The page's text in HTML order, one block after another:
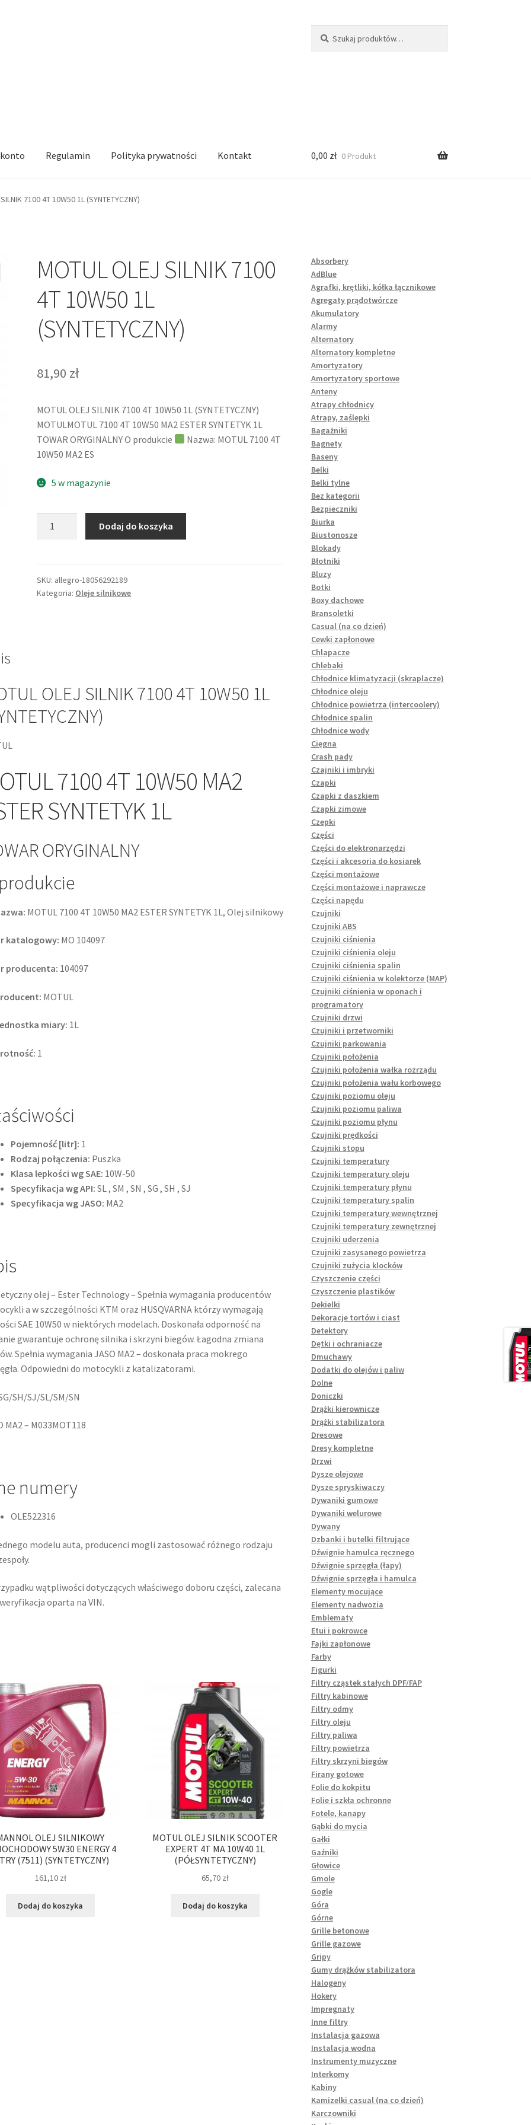
Regulamin Polityka prywatności Kontakt 0,00 zł 0 Produkt
7100 4T 10W50 1L (SYNTETYCZNY)
MOTUL OLEJ SILNIK 7100
4T 10W50 1L
(SYNTETYCZNY)
81,90 zł
MOTUL OLEJ SILNIK 7100 4T 10W50 1L (SYNTETYCZNY)
MOTULMOTUL 7100 4T 10W50 MA2 ESTER SYNTETYK 1L
TOWAR ORYGINALNY O produkcie
Nazwa: MOTUL 7100 4T
10W50 MA2 ES
5 w magazynie
7100
4T
Dodaj do koszyka
SKU: allegro-18056292189
Kategoria: Oleje silnikowe
OLEJ SILNIK 7100 4T 10W50 1L
7100 4T 10W50 MA2
SYNTETYK 1L
ORYGINALNY
MOTUL 7100 4T 10W50 MA2 ESTER SYNTETYK 1L, Olej silnikowy
katalogowy: MO 104097
producenta: 104097
MOTUL
miary: 1L
1
Pojemność [litr]: 1
Rodzaj połączenia: Puszka
Klasa lepkości wg SAE: 10W-50
Specyfikacja wg API: SL , SM , SN , SG , SH , SJ
Specyfikacja wg JASO: MA2
olej – Ester Technology – Spełnia wymagania producentów
a w szczególności KTM oraz HUSQVARNA którzy wymagają
SAE 10W50 w niektórych modelach. Doskonała odporność na
gwarantuje ochronę silnika i skrzyni biegów. Łagodna zmiana
Spełnia wymagania JASO MA2 – doskonała praca mokrego
Odpowiedni do motocykli z katalizatorami.
SH/SJ/SL/SM/SN
MA2 – M033MOT118
numery
OLE522316
modelu auta, producenci mogli zastosować różnego rodzaju
wątpliwości dotyczących właściwego doboru części, zalecana
oparta na VIN.
OLEJ SILNIKOWY
5W30 ENERGY 4
(7511) (SYNTETYCZNY)
161,10 zł
Dodaj do koszyka
MOTUL OLEJ SILNIK SCOOTER
EXPERT 4T MA 10W40 1L
(PÓŁSYNTETYCZNY)
65,70 zł
Dodaj do koszyka
Absorbery
AdBlue
Agrafki, krętliki, kółka łącznikowe
Agregaty prądotwórcze
Akumulatory
Alarmy
Alternatory
Alternatory kompletne
Amortyzatory
Amortyzatory sportowe
Anteny
Atrapy chłodnicy
Atrapy, zaślepki
Bagażniki
Bagnety
Baseny
Belki
Belki tylne
Bez kategorii
Bezpieczniki
Biurka
Biustonosze
Blokady
Błotniki
Bluzy
Botki
Boxy dachowe
Bransoletki
Casual (na co dzień)
Cewki zapłonowe
Chlapacze
Chlebaki
Chłodnice klimatyzacji (skraplacze)
Chłodnice oleju
Chłodnice powietrza (intercoolery)
Chłodnice spalin
Chłodnice wody
Cięgna
Crash pady
Czajniki i imbryki
Czapki
Czapki z daszkiem
Czapki zimowe
Czepki
Części
Części do elektronarzędzi
Części i akcesoria do kosiarek
Części montażowe
Części montażowe i naprawcze
Części napędu
Czujniki
Czujniki ABS
Czujniki ciśnienia
Czujniki ciśnienia oleju
Czujniki ciśnienia spalin
Czujniki ciśnienia w kolektorze (MAP)
Czujniki ciśnienia w oponach i
programatory
Czujniki drzwi
Czujniki i przetworniki
Czujniki parkowania
Czujniki położenia
Czujniki położenia wałka rozrządu
Czujniki położenia wału korbowego
Czujniki poziomu oleju
Czujniki poziomu paliwa
Czujniki poziomu płynu
Czujniki prędkości
Czujniki stopu
Czujniki temperatury
Czujniki temperatury oleju
Czujniki temperatury płynu
Czujniki temperatury spalin
Czujniki temperatury wewnętrznej
Czujniki temperatury zewnętrznej
Czujniki uderzenia
Czujniki zasysanego powietrza
Czujniki zużycia klocków
Czyszczenie części
Czyszczenie plastików
Dekielki
Dekoracje tortów i ciast
Detektory
Dętki i ochraniacze
Dmuchawy
Dodatki do olejów i paliw
Dolne
Doniczki
Drążki kierownicze
Drążki stabilizatora
Dresowe
Dresy kompletne
Drzwi
Dysze olejowe
Dysze spryskiwaczy
Dywaniki gumowe
Dywaniki welurowe
Dywany
Dzbanki i butelki filtrujące
Dźwignie hamulca ręcznego
Dźwignie sprzęgła (łapy)
Dźwignie sprzęgła i hamulca
Elementy mocujące
Elementy nadwozia
Emblematy
Etui i pokrowce
Fajki zapłonowe
Farby
Figurki
Filtry cząstek stałych DPF/FAP
Filtry kabinowe
Filtry odmy
Filtry oleju
Filtry paliwa
Filtry powietrza
Filtry skrzyni biegów
Firany gotowe
Folie do kokpitu
Folie i szkła ochronne
Fotele, kanapy
Gąbki do mycia
Gałki
Gaźniki
Głowice
Gmole
Gogle
Góra
Górne
Grille betonowe
Grille gazowe
Gripy
Gumy drążków stabilizatora
Halogeny
Hokery
Impregnaty
Inne filtry
Instalacja gazowa
Instalacja wodna
Instrumenty muzyczne
Interkomy
Kabiny
Kamizelki casual (na co dzień)
Karczowniki